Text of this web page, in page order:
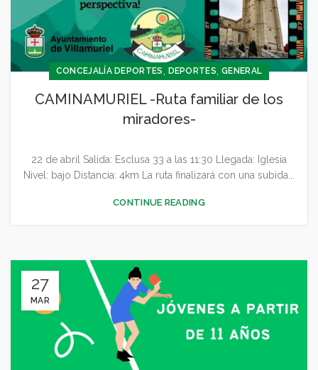
CONCEJALÍA DEPORTES DEPORTES GENERAL
CAMINAMURIEL -Ruta familiar de los
miradores-
22 de abril Salida: Esclusa 33 a las 11:30 Llegada: Iglesia
Nivel: bajo Distancia: 4km La ruta finalizará con una subida...
CONTINUE READING
27
MAR